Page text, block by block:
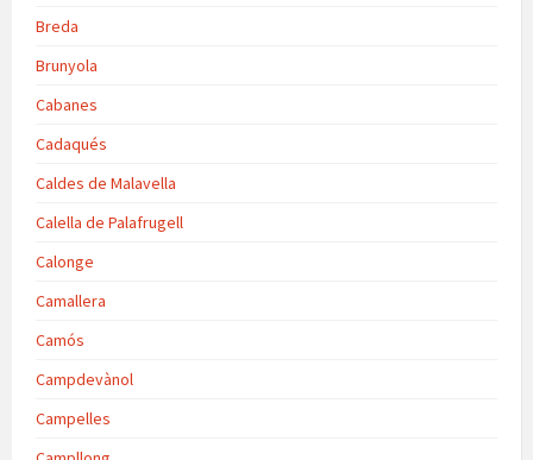
Breda
Brunyola
Cabanes
Cadaqués
Caldes de Malavella
Calella de Palafrugell
Calonge
Camallera
Camós
Campdevànol
Campelles